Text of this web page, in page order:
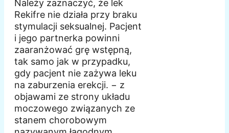
Należy zaznaczyć, że lek
Rekifre nie działa przy braku
stymulacji seksualnej. Pacjent
i jego partnerka powinni
zaaranżować grę wstępną,
tak samo jak w przypadku,
gdy pacjent nie zażywa leku
na zaburzenia erekcji. − z
objawami ze strony układu
moczowego związanych ze
stanem chorobowym